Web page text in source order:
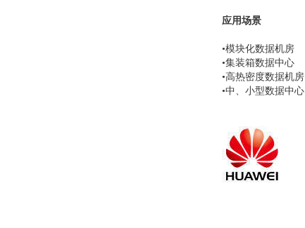
应用场景
•模块化数据机房
•集装箱数据中心
•高热密度数据机房
•中、小型数据中心